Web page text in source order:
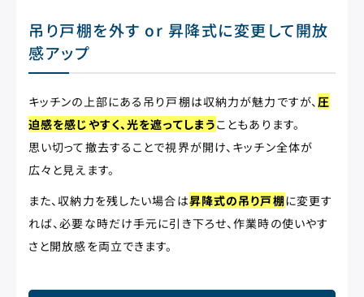
吊り戸棚を外す or 昇降式に変更して開放
感アップ
キッチンの上部にある吊り戸棚は収納力が魅力ですが、圧
迫感を感じやすく、光を遮ってしまうこともあります。
思い切って撤去することで視界が開け、キッチン全体が
広々と見えます。
また、収納力を残したい場合は昇降式の吊り戸棚に変更す
れば、必要な時だけ手元に引き下ろせ、作業時の使いやす
さと開放感を両立できます。